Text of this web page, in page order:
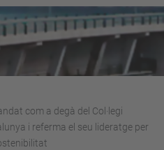
com a degà del Col·legi
i referma el seu lideratge per